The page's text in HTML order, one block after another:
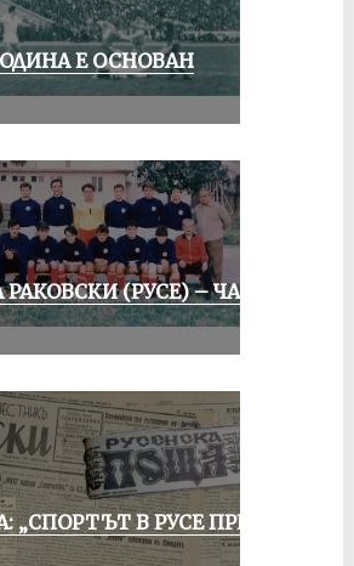
Е ОСНОВАН
РАКОВСКИ (РУСЕ) – ЧАСТ
„СПОРТЪТ В РУСЕ ПРЕЗ